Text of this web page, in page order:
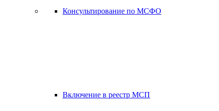
Консультирование по МСФО
Включение в реестр МСП